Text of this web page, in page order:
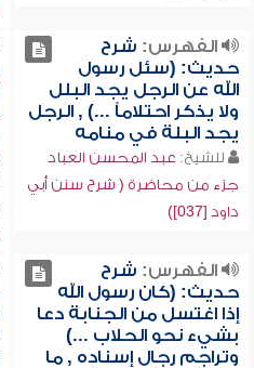
الفهرس: شرح
حديث: (سئل رسول
الله عن الرجل يجد البلل
ولا يذكر احتلاماً ...) , الرجل
يجد البلة في منامه
للشيخ: عبد المحسن العباد
جزء من محاضرة ( شرح سنن أبي
داود [037])
الفهرس: شرح
حديث: (كان رسول الله
إذا اغتسل من الجنابة دعا
بشيء نحو الحلاب ...)
وتراجم رجال إسناده , ما